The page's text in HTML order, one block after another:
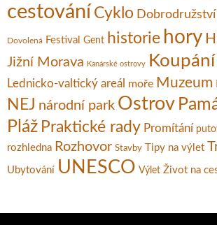
cestování Cyklo Dobrodružství
Dovolená Festival Gent historie hory
Jižní Morava Kanárské ostrovy Koupání
Lednicko-valtický areál moře Muzeum
NEJ národní park Ostrov
Pláž Praktické rady Promítání
rozhledna Rozhovor Stavby Tipy na výlet
Ubytování UNESCO Výlet Život na